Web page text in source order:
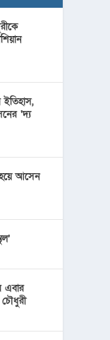
ইতিহাস,
‘দ্য
হয়ে আসেন
এবার